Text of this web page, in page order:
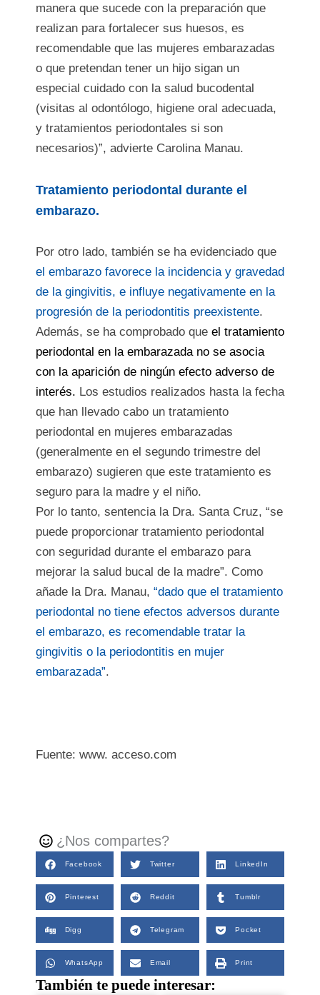
manera que sucede con la preparación que
realizan para fortalecer sus huesos, es
recomendable que las mujeres embarazadas
o que pretendan tener un hijo sigan un
especial cuidado con la salud bucodental
(visitas al odontólogo, higiene oral adecuada,
y tratamientos periodontales si son
necesarios)”, advierte Carolina Manau.
Tratamiento periodontal durante el
embarazo.
Por otro lado, también se ha evidenciado que
el embarazo favorece la incidencia y gravedad
de la gingivitis, e influye negativamente en la
progresión de la periodontitis preexistente.
Además, se ha comprobado que el tratamiento
periodontal en la embarazada no se asocia
con la aparición de ningún efecto adverso de
interés. Los estudios realizados hasta la fecha
que han llevado cabo un tratamiento
periodontal en mujeres embarazadas
(generalmente en el segundo trimestre del
embarazo) sugieren que este tratamiento es
seguro para la madre y el niño.
Por lo tanto, sentencia la Dra. Santa Cruz, “se
puede proporcionar tratamiento periodontal
con seguridad durante el embarazo para
mejorar la salud bucal de la madre”. Como
añade la Dra. Manau, “dado que el tratamiento
periodontal no tiene efectos adversos durante
el embarazo, es recomendable tratar la
gingivitis o la periodontitis en mujer
embarazada”.
Fuente: www. acceso.com
¿Nos compartes?
Facebook Twitter LinkedIn
Pinterest Reddit Tumblr
Digg Telegram Pocket
WhatsApp Email Print
También te puede interesar: